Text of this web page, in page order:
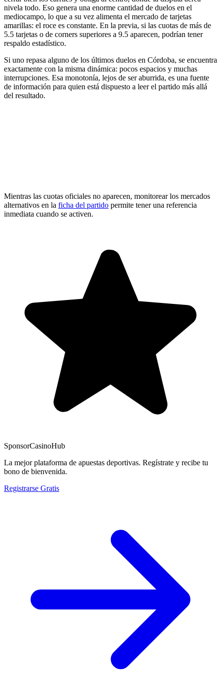
nivela todo. Eso genera una enorme cantidad de duelos en el
mediocampo, lo que a su vez alimenta el mercado de tarjetas
amarillas: el roce es constante. En la previa, si las cuotas de más de
5.5 tarjetas o de corners superiores a 9.5 aparecen, podrían tener
respaldo estadístico.
Si uno repasa alguno de los últimos duelos en Córdoba, se encuentra
exactamente con la misma dinámica: pocos espacios y muchas
interrupciones. Esa monotonía, lejos de ser aburrida, es una fuente
de información para quien está dispuesto a leer el partido más allá
del resultado.
Mientras las cuotas oficiales no aparecen, monitorear los mercados
alternativos en la ficha del partido permite tener una referencia
inmediata cuando se activen.
SponsorCasinoHub
La mejor plataforma de apuestas deportivas. Regístrate y recibe tu
bono de bienvenida.
Registrarse Gratis